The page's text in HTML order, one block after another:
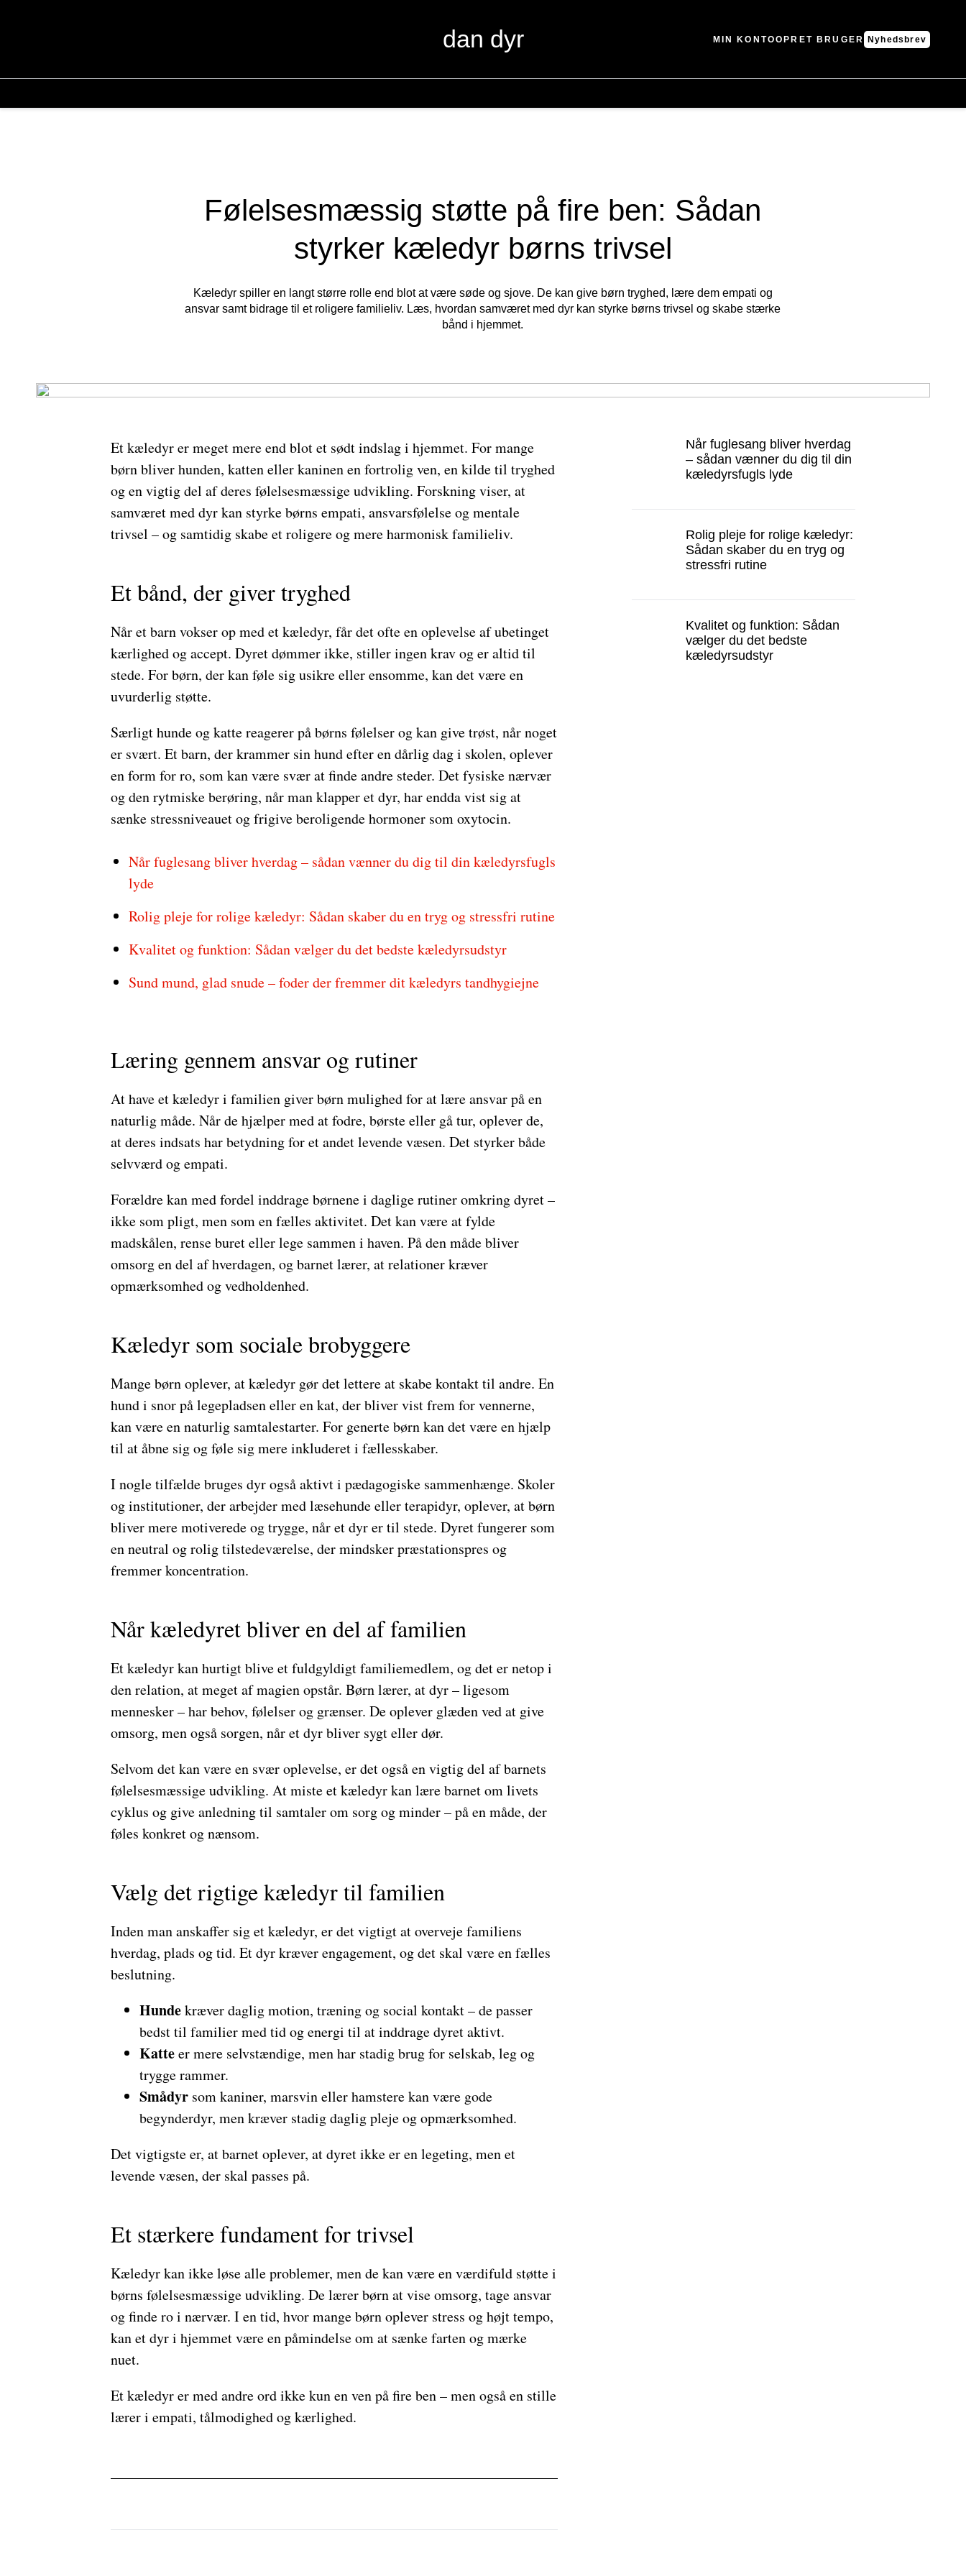
dan dyr MIN KONTOOPRET BRUGER Nyhedsbrev
Følelsesmæssig støtte på fire ben: Sådan
styrker kæledyr børns trivsel
Kæledyr spiller en langt større rolle end blot at være søde og sjove. De kan give børn tryghed, lære dem empati og
ansvar samt bidrage til et roligere familieliv. Læs, hvordan samværet med dyr kan styrke børns trivsel og skabe stærke
bånd i hjemmet.
Et kæledyr er meget mere end blot et sødt indslag i hjemmet. For mange
børn bliver hunden, katten eller kaninen en fortrolig ven, en kilde til tryghed
og en vigtig del af deres følelsesmæssige udvikling. Forskning viser, at
samværet med dyr kan styrke børns empati, ansvarsfølelse og mentale
trivsel – og samtidig skabe et roligere og mere harmonisk familieliv.
Et bånd, der giver tryghed
Når et barn vokser op med et kæledyr, får det ofte en oplevelse af ubetinget
kærlighed og accept. Dyret dømmer ikke, stiller ingen krav og er altid til
stede. For børn, der kan føle sig usikre eller ensomme, kan det være en
uvurderlig støtte.
Særligt hunde og katte reagerer på børns følelser og kan give trøst, når noget
er svært. Et barn, der krammer sin hund efter en dårlig dag i skolen, oplever
en form for ro, som kan være svær at finde andre steder. Det fysiske nærvær
og den rytmiske berøring, når man klapper et dyr, har endda vist sig at
sænke stressniveauet og frigive beroligende hormoner som oxytocin.
Når fuglesang bliver hverdag – sådan vænner du dig til din kæledyrsfugls
lyde
Rolig pleje for rolige kæledyr: Sådan skaber du en tryg og stressfri rutine
Kvalitet og funktion: Sådan vælger du det bedste kæledyrsudstyr
Sund mund, glad snude – foder der fremmer dit kæledyrs tandhygiejne
Læring gennem ansvar og rutiner
At have et kæledyr i familien giver børn mulighed for at lære ansvar på en
naturlig måde. Når de hjælper med at fodre, børste eller gå tur, oplever de,
at deres indsats har betydning for et andet levende væsen. Det styrker både
selvværd og empati.
Forældre kan med fordel inddrage børnene i daglige rutiner omkring dyret –
ikke som pligt, men som en fælles aktivitet. Det kan være at fylde
madskålen, rense buret eller lege sammen i haven. På den måde bliver
omsorg en del af hverdagen, og barnet lærer, at relationer kræver
opmærksomhed og vedholdenhed.
Kæledyr som sociale brobyggere
Mange børn oplever, at kæledyr gør det lettere at skabe kontakt til andre. En
hund i snor på legepladsen eller en kat, der bliver vist frem for vennerne,
kan være en naturlig samtalestarter. For generte børn kan det være en hjælp
til at åbne sig og føle sig mere inkluderet i fællesskaber.
I nogle tilfælde bruges dyr også aktivt i pædagogiske sammenhænge. Skoler
og institutioner, der arbejder med læsehunde eller terapidyr, oplever, at børn
bliver mere motiverede og trygge, når et dyr er til stede. Dyret fungerer som
en neutral og rolig tilstedeværelse, der mindsker præstationspres og
fremmer koncentration.
Når kæledyret bliver en del af familien
Et kæledyr kan hurtigt blive et fuldgyldigt familiemedlem, og det er netop i
den relation, at meget af magien opstår. Børn lærer, at dyr – ligesom
mennesker – har behov, følelser og grænser. De oplever glæden ved at give
omsorg, men også sorgen, når et dyr bliver sygt eller dør.
Selvom det kan være en svær oplevelse, er det også en vigtig del af barnets
følelsesmæssige udvikling. At miste et kæledyr kan lære barnet om livets
cyklus og give anledning til samtaler om sorg og minder – på en måde, der
føles konkret og nænsom.
Vælg det rigtige kæledyr til familien
Inden man anskaffer sig et kæledyr, er det vigtigt at overveje familiens
hverdag, plads og tid. Et dyr kræver engagement, og det skal være en fælles
beslutning.
Hundekræver daglig motion, træning og social kontakt – de passer
bedst til familier med tid og energi til at inddrage dyret aktivt.
Katteer mere selvstændige, men har stadig brug for selskab, leg og
trygge rammer.
Smådyrsom kaniner, marsvin eller hamstere kan være gode
begynderdyr, men kræver stadig daglig pleje og opmærksomhed.
Det vigtigste er, at barnet oplever, at dyret ikke er en legeting, men et
levende væsen, der skal passes på.
Et stærkere fundament for trivsel
Kæledyr kan ikke løse alle problemer, men de kan være en værdifuld støtte i
børns følelsesmæssige udvikling. De lærer børn at vise omsorg, tage ansvar
og finde ro i nærvær. I en tid, hvor mange børn oplever stress og højt tempo,
kan et dyr i hjemmet være en påmindelse om at sænke farten og mærke
nuet.
Et kæledyr er med andre ord ikke kun en ven på fire ben – men også en stille
lærer i empati, tålmodighed og kærlighed.
Når fuglesang bliver hverdag
– sådan vænner du dig til din
kæledyrsfugls lyde
Rolig pleje for rolige kæledyr:
Sådan skaber du en tryg og
stressfri rutine
Kvalitet og funktion: Sådan
vælger du det bedste
kæledyrsudstyr